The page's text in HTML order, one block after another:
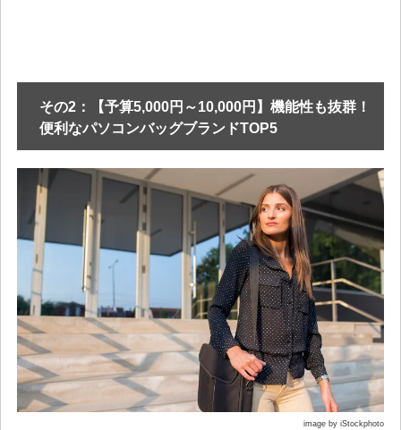
その2：【予算5,000円～10,000円】機能性も抜群！
便利なパソコンバッグブランドTOP5
image by iStockphoto